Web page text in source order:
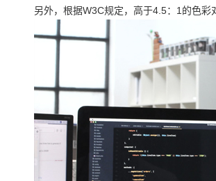
另外，根据W3C规定，高于4.5：1的色彩